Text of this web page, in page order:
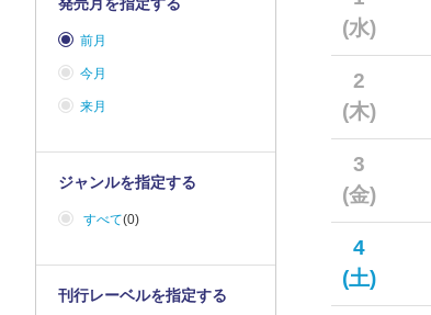
(水)
2
(木)
3
(金)
4
(土)
前月
今月
来月
ジャンルを指定する
すべて(0)
刊行レーベルを指定する